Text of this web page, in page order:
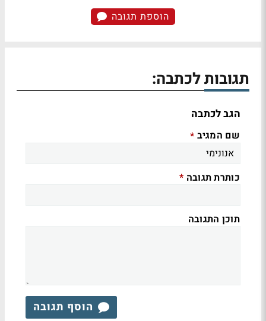
הוספת תגובה
תגובות לכתבה:
הגב לכתבה
שם המגיב *
כותרת תגובה *
תוכן התגובה
הוסף תגובה